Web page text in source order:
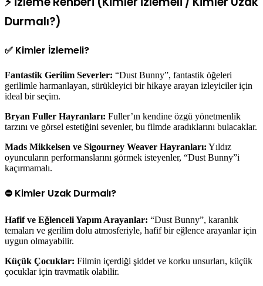
Durmalı?)
✅ Kimler İzlemeli?
Fantastik Gerilim Severler: “Dust Bunny”, fantastik öğeleri
gerilimle harmanlayan, sürükleyici bir hikaye arayan izleyiciler için
ideal bir seçim.
Bryan Fuller Hayranları: Fuller’ın kendine özgü yönetmenlik
tarzını ve görsel estetiğini sevenler, bu filmde aradıklarını bulacaklar.
Mads Mikkelsen ve Sigourney Weaver Hayranları: Yıldız
oyuncuların performanslarını görmek isteyenler, “Dust Bunny”i
kaçırmamalı.
⛔ Kimler Uzak Durmalı?
Hafif ve Eğlenceli Yapım Arayanlar: “Dust Bunny”, karanlık
temaları ve gerilim dolu atmosferiyle, hafif bir eğlence arayanlar için
uygun olmayabilir.
Küçük Çocuklar: Filmin içerdiği şiddet ve korku unsurları, küçük
çocuklar için travmatik olabilir.